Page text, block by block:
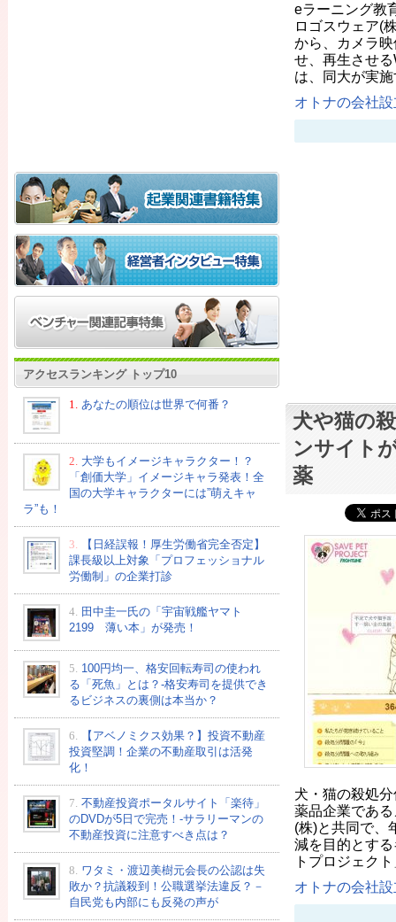
アクセスランキング トップ10
1. あなたの順位は世界で何番？
2. 大学もイメージキャラクター！？
「創価大学」イメージキャラ発表！全
国の大学キャラクターには”萌えキャ
ラ”も！
3.
【日経誤報！厚生労働省完全否定】
課長級以上対象「プロフェッショナル
労働制」の企業打診
4. 田中圭一氏の「宇宙戦艦ヤマト
2199 薄い本」が発売！
5. 100円均一、格安回転寿司の使われ
る「死魚」とは？-格安寿司を提供でき
るビジネスの裏側は本当か？
6.
【アベノミクス効果？】投資不動産
投資堅調！企業の不動産取引は活発
化！
7. 不動産投資ポータルサイト「楽待」
のDVDが5日で完売！-サラリーマンの
不動産投資に注意すべき点は？
8. ワタミ・渡辺美樹元会長の公認は失
敗か？抗議殺到！公職選挙法違反？－
自民党も内部にも反発の声が
eラーニング教
ロゴスウェア(
から、カメラ
せ、再生させ
は、同大が実
オトナの会社
犬や猫の
ンサイト
薬
犬・猫の殺処
薬品企業であ
(株)と共同で、
減を目的とす
トプロジェク
オトナの会社